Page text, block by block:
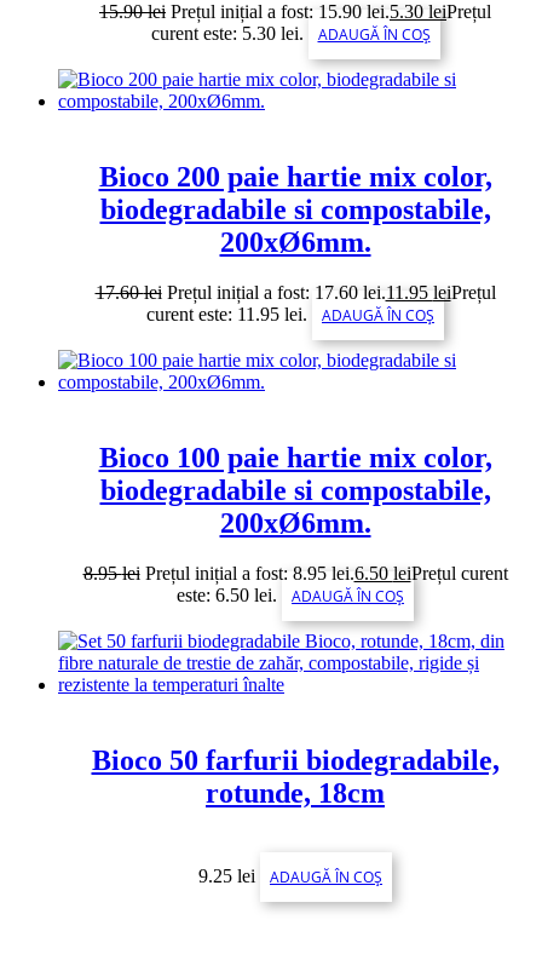
15.90lei Prețul inițial a fost: 15.90 lei.5.30 leiPrețul
curent este: 5.30 lei.
ADAUGĂ ÎN COȘ
Bioco 200 paie hartie mix color,
biodegradabile si compostabile,
200xØ6mm.
17.60lei Prețul inițial a fost: 17.60 lei.11.95 leiPrețul
curent este: 11.95 lei.
ADAUGĂ ÎN COȘ
Bioco 100 paie hartie mix color,
biodegradabile si compostabile,
200xØ6mm.
8.95lei Prețul inițial a fost: 8.95 lei.6.50 leiPrețul curent
este: 6.50 lei.
ADAUGĂ ÎN COȘ
Bioco 50 farfurii biodegradabile,
rotunde, 18cm
9.25 lei ADAUGĂ ÎN COȘ